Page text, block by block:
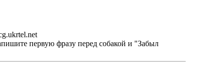
первую фразу перед собакой и "Забыл